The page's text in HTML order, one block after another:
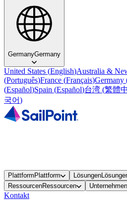
GermanyGermany
United States (English)Australia &
(Português)France (Français)Germany
(Español)Spain (Español)台湾 (繁體
국어)
Plattform Plattform Lösungen
RessourcenRessourcen Unternehmen
Kontakt